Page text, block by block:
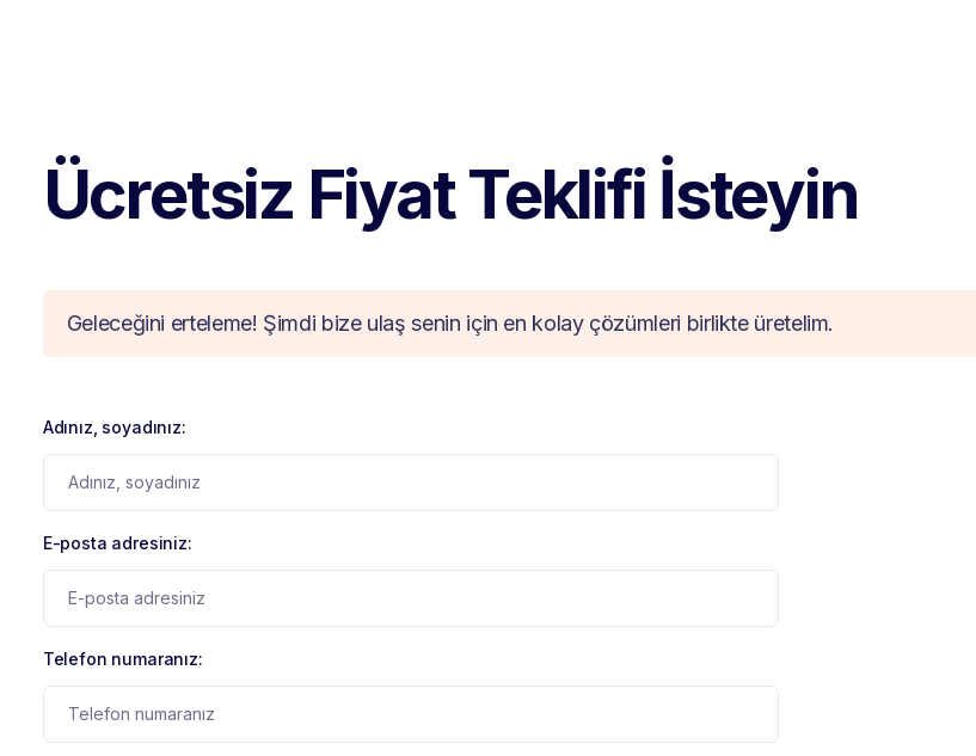
Ücretsiz Fiyat Teklifi İsteyin
Geleceğini erteleme! Şimdi bize ulaş senin için en kolay çözümleri birlikte üretelim.
Adınız, soyadınız:
E-posta adresiniz:
Telefon numaranız: